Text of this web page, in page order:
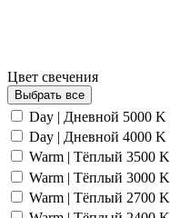
Цвет свечения
Выбрать все
Day | Дневной 5000 K
Day | Дневной 4000 K
Warm | Тёплый 3500 K
Warm | Тёплый 3000 K
Warm | Тёплый 2700 K